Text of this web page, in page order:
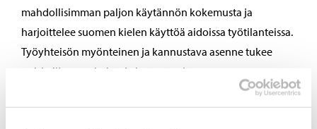
mahdollisimman paljon käytännön kokemusta ja
harjoittelee suomen kielen käyttöä aidoissa työtilanteissa.
Työyhteisön myönteinen ja kannustava asenne tukee
opiskelijan oppimista ja kotoutumista.
Harjoittelun osalta ei edellytetä ammatillista arviointia.